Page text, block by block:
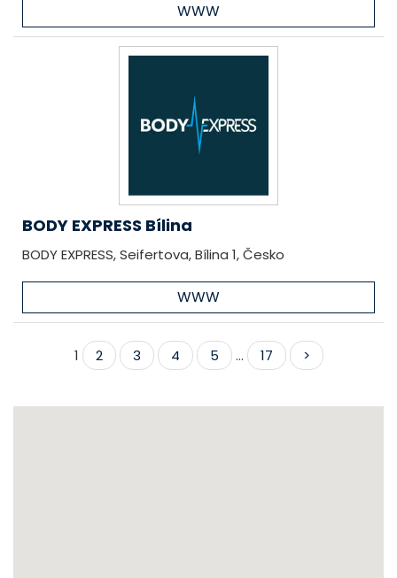
WWW
BODY EXPRESS Bílina
BODY EXPRESS, Seifertova, Bílina 1, Česko
WWW
1 2 3 4 5 ... 17 >